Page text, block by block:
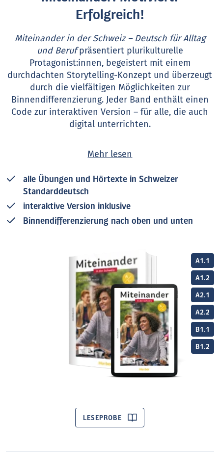
A1.1
A1.2
A2.1
A2.2
B1.1
B1.2
LESEPROBE
Erfolgreich!
Miteinander in der Schweiz – Deutsch für Alltag
und Berufpräsentiert plurikulturelle
Protagonist:innen, begeistert mit einem
durchdachten Storytelling-Konzept und überzeugt
durch die vielfältigen Möglichkeiten zur
Binnendifferenzierung. Jeder Band enthält einen
Code zur interaktiven Version – für alle, die auch
digital unterrichten.
Das neue Integrationslehrwerk bietet alle Übungen
und Hörtexte in Schweizer Standarddeutsch und
passende Realien aus Alltag und Beruf sowie ein
massgeschneidertes Training für die in der Schweiz
relevanten Prüfungen.
Das Lehrwerk liegt komplett in 6 Bänden für die
Mehr lesen
alle Übungen und Hörtexte in Schweizer
Standarddeutsch
interaktive Version inklusive
Binnendifferenzierung nach oben und unten